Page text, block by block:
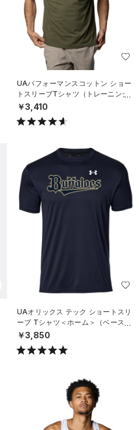
UAパフォーマンスコットン ショー
トスリーブTシャツ（トレーニング/
MEN）
￥3,410
UAオリックス テック ショートスリ
ーブ Tシャツ＜ホーム＞（ベースボ
ール/UNISEX）
￥3,850